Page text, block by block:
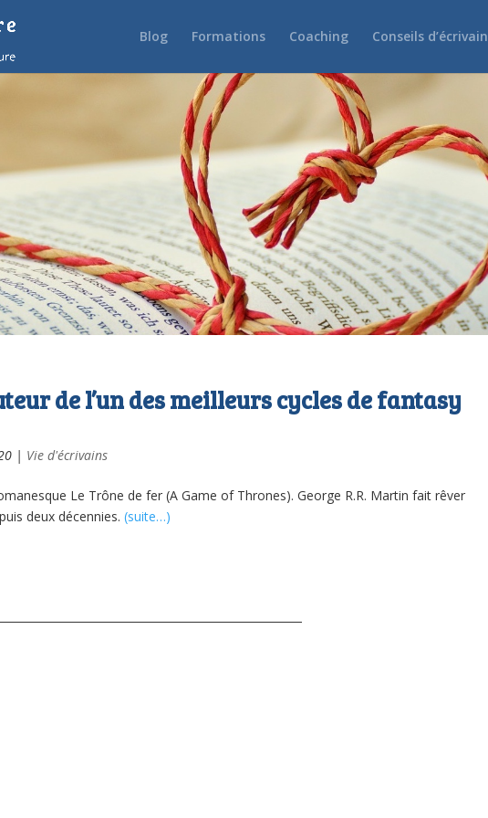
Blog Formations Coaching Conseils d’écrivain
de l’un des meilleurs cycles de fantasy
| Vie d'écrivains
Le Trône de fer (A Game of Thrones). George R.R. Martin fait rêver
deux décennies. (suite…)